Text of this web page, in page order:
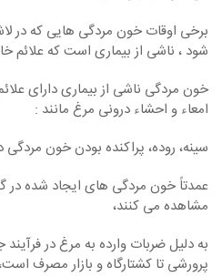
برخی اوقات خون مردگی هایی که در
شود ، ناشی از بیماری است که علائم
خون مردگی ناشی از بیماری دارای
امعاء و احشاء درونی مرغ مانند :
سینه، روده، پراکنده بودن خون
عمدتاً خون مردگی های ایجاد شده در
مشاهده می کنند،
به دلیل ضربات وارده به مرغ در
پرورشی تا کشتارگاه و بازار مصرف